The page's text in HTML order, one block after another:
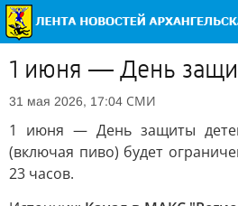
1 июня — День
31 мая 2026, 17:04 СМИ
1 июня — День защиты
(включая пиво) будет
23 часов.